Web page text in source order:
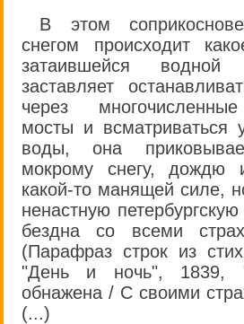
В этом
снегом происходит
затаившейся
заставляет
через
мосты и всматриваться
воды, она
мокрому снегу, дождю
какой-то манящей силе,
ненастную
бездна со всеми
(Парафраз строк из
"День и ночь", 1839,
обнажена / С своими
(...)